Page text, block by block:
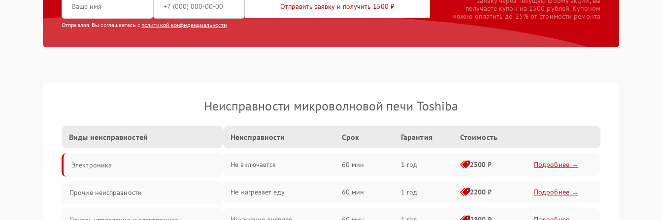
Отправить заявку и получить 1500 ₽
Отправляя, Вы соглашаетесь с политикой конфиденциальности
получаете купон на 1500 рублей. Купоном
можно оплатить до 25% от стоимости ремонта
Неисправности микроволновой печи Toshiba
Виды неисправностей
Электроника
Прочие неисправности
Неисправности Срок Гарантия Стоимость
Не включается 60 мин 1 год 2500 ₽ Подробнее →
Не нагревает еду 60 мин 1 год 2200 ₽ Подробнее →